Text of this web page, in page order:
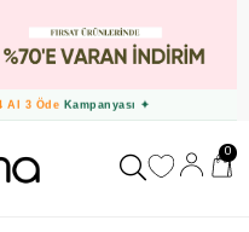
Al 3 Öde Kampanyası ✦
0